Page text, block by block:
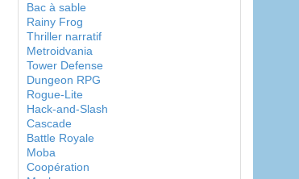
Bac à sable
Rainy Frog
Thriller narratif
Metroidvania
Tower Defense
Dungeon RPG
Rogue-Lite
Hack-and-Slash
Cascade
Battle Royale
Moba
Coopération